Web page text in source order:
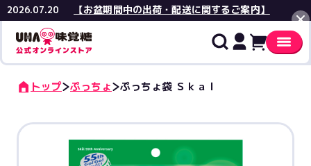
2026.07.20 【お盆期間中の出荷・配送に関するご案内】
閉じる
トップ ぷっちょ ぷっちょ袋 Ｓｋａｌ